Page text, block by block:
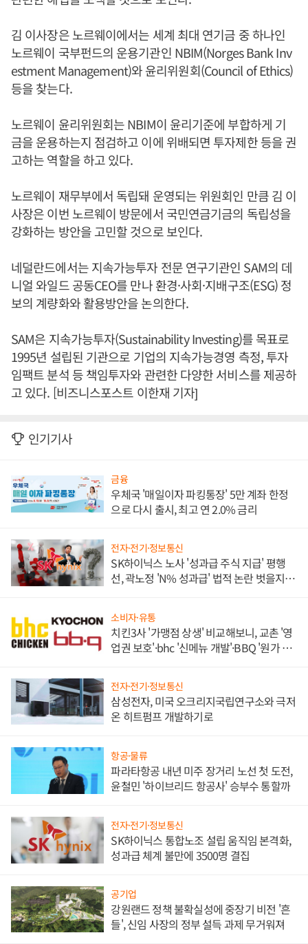
김 이사장은 노르웨이에서는 세계 최대 연기금 중 하나인
노르웨이 국부펀드의 운용기관인 NBIM(Norges Bank Inv
estment Management)와 윤리위원회(Council of Ethics)
등을 찾는다.
노르웨이 윤리위원회는 NBIM이 윤리기준에 부합하게 기
금을 운용하는지 점검하고 이에 위배되면 투자제한 등을 권
고하는 역할을 하고 있다.
노르웨이 재무부에서 독립돼 운영되는 위원회인 만큼 김 이
사장은 이번 노르웨이 방문에서 국민연금기금의 독립성을
강화하는 방안을 고민할 것으로 보인다.
네덜란드에서는 지속가능투자 전문 연구기관인 SAM의 데
니얼 와일드 공동CEO를 만나 환경·사회·지배구조(ESG) 정
보의 계량화와 활용방안을 논의한다.
SAM은 지속가능투자(Sustainability Investing)를 목표로
1995년 설립된 기관으로 기업의 지속가능경영 측정, 투자
임팩트 분석 등 책임투자와 관련한 다양한 서비스를 제공하
고 있다. [비즈니스포스트 이한재 기자]
인기기사
금융
우체국 '매일이자 파킹통장' 5만 계좌 한정
으로 다시 출시, 최고 연 2.0% 금리
전자·전기·정보통신
SK하이닉스 노사 '성과급 주식 지급' 평행
선, 곽노정 'N% 성과급' 법적 논란 벗을지 주
소비자·유통
치킨3사 '가맹점 상생' 비교해보니, 교촌 '영
업권 보호'·bhc '신메뉴 개발'·BBQ '원가 부
전자·전기·정보통신
삼성전자, 미국 오크리지국립연구소와 극저
온 히트펌프 개발하기로
항공·물류
파라타항공 내년 미주 장거리 노선 첫 도전,
윤철민 '하이브리드 항공사' 승부수 통할까
전자·전기·정보통신
SK하이닉스 통합노조 설립 움직임 본격화,
성과급 체계 불만에 3500명 결집
공기업
강원랜드 정책 불확실성에 중장기 비전 '흔
들', 신임 사장의 정부 설득 과제 무거워져